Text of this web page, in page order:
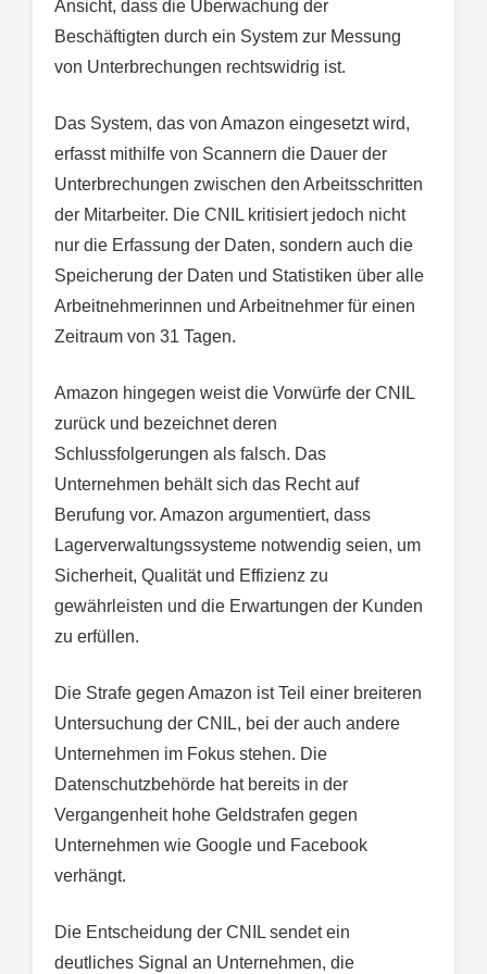
Ansicht, dass die Überwachung der
Beschäftigten durch ein System zur Messung
von Unterbrechungen rechtswidrig ist.
Das System, das von Amazon eingesetzt wird,
erfasst mithilfe von Scannern die Dauer der
Unterbrechungen zwischen den Arbeitsschritten
der Mitarbeiter. Die CNIL kritisiert jedoch nicht
nur die Erfassung der Daten, sondern auch die
Speicherung der Daten und Statistiken über alle
Arbeitnehmerinnen und Arbeitnehmer für einen
Zeitraum von 31 Tagen.
Amazon hingegen weist die Vorwürfe der CNIL
zurück und bezeichnet deren
Schlussfolgerungen als falsch. Das
Unternehmen behält sich das Recht auf
Berufung vor. Amazon argumentiert, dass
Lagerverwaltungssysteme notwendig seien, um
Sicherheit, Qualität und Effizienz zu
gewährleisten und die Erwartungen der Kunden
zu erfüllen.
Die Strafe gegen Amazon ist Teil einer breiteren
Untersuchung der CNIL, bei der auch andere
Unternehmen im Fokus stehen. Die
Datenschutzbehörde hat bereits in der
Vergangenheit hohe Geldstrafen gegen
Unternehmen wie Google und Facebook
verhängt.
Die Entscheidung der CNIL sendet ein
deutliches Signal an Unternehmen, die